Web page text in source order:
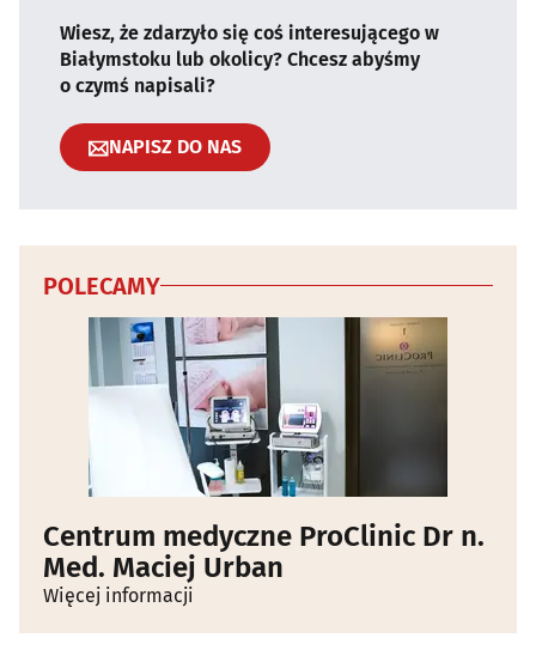
Wiesz, że zdarzyło się coś interesującego w
Białymstoku lub okolicy? Chcesz abyśmy
o czymś napisali?
NAPISZ DO NAS
POLECAMY
Centrum medyczne ProClinic Dr n.
Med. Maciej Urban
Więcej informacji